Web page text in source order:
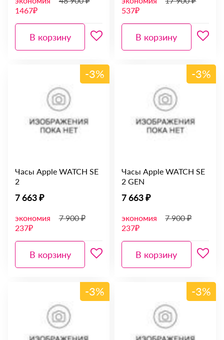
1467₽
В корзину
537₽
В корзину
-3%
Часы Apple WATCH SE
2
7 663 ₽
экономия
237₽
7 900 ₽
В корзину
-3%
Часы Apple WATCH SE
2 GEN
7 663 ₽
экономия
237₽
7 900 ₽
В корзину
-3% -3%